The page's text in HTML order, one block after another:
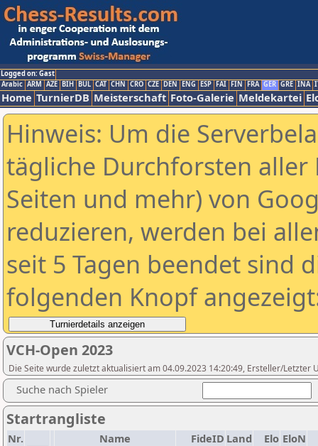
Logged on: Gast
Arabic ARM AZE BIH BUL CAT CHN CRO CZE DEN ENG ESP FAI FIN FRA GER GRE INA
Home TurnierDB Meisterschaft Foto-Galerie Meldekartei
Hinweis: Um die
tägliche Durchforsten aller
Seiten und mehr) von
reduzieren, werden bei
seit 5 Tagen beendet sind
folgenden Knopf
VCH-Open 2023
Die Seite wurde zuletzt aktualisiert am 04.09.2023 14:20:49, Ersteller/Letzter
Suche nach Spieler
Startrangliste
Nr. Name FideID Land Elo EloN